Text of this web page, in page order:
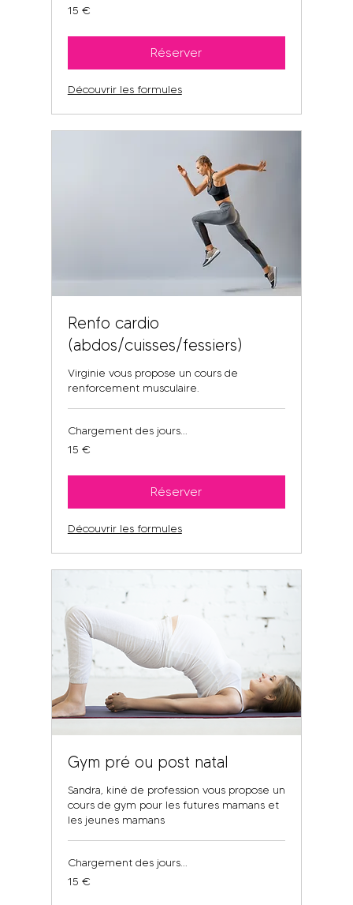
15
euros
15 €
Réserver
Découvrir les formules
Renfo cardio
(abdos/cuisses/fessiers)
Virginie vous propose un cours de
renforcement musculaire.
Chargement des jours...
15
euros
15 €
Réserver
Découvrir les formules
Gym pré ou post natal
Sandra, kiné de profession vous propose un
cours de gym pour les futures mamans et
les jeunes mamans
Chargement des jours...
15
euros
15 €